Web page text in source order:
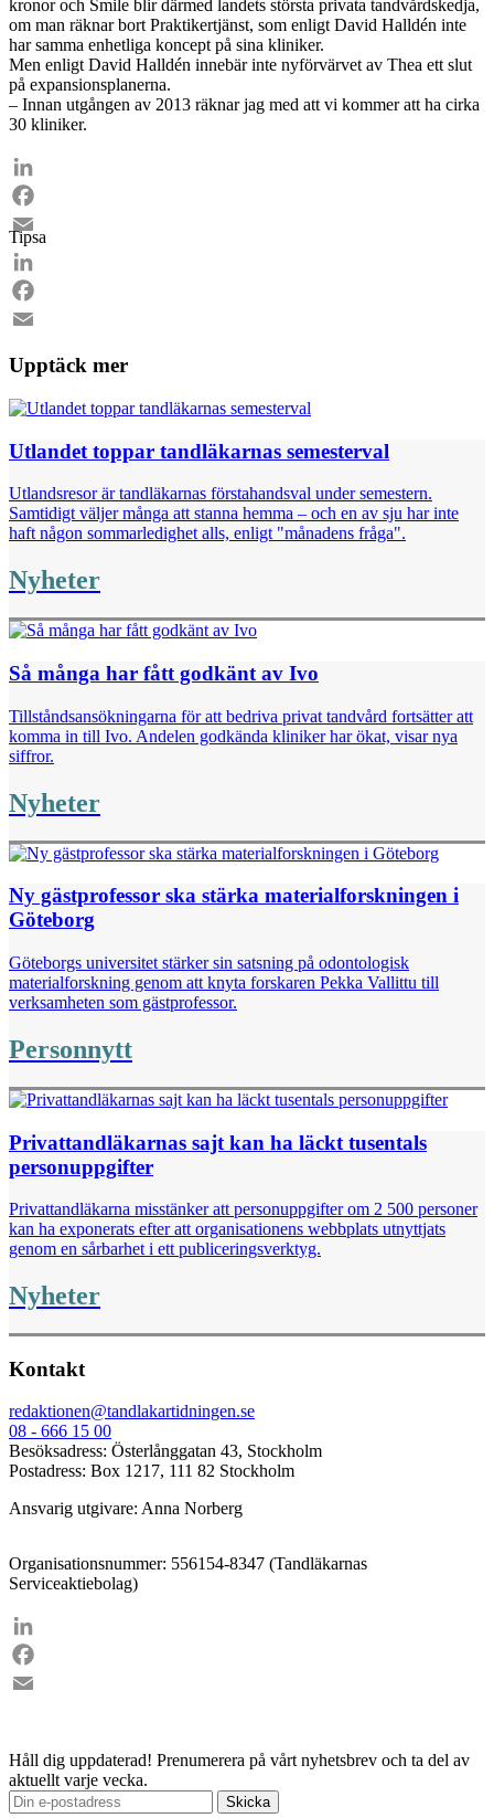
kronor och Smile blir därmed landets största privata tandvårdskedja,
om man räknar bort Praktikertjänst, som enligt David Halldén inte
har samma enhetliga koncept på sina kliniker.
Men enligt David Halldén innebär inte nyförvärvet av Thea ett slut
på expansionsplanerna.
– Innan utgången av 2013 räknar jag med att vi kommer att ha cirka
30 kliniker.
LinkedIn
Facebook
Email
Tipsa
LinkedIn
Facebook
Upptäck mer
Utlandet toppar tandläkarnas semesterval
Utlandsresor är tandläkarnas förstahandsval under semestern.
Samtidigt väljer många att stanna hemma – och en av sju har inte
haft någon sommarledighet alls, enligt "månadens fråga".
Nyheter
Så många har fått godkänt av Ivo
Tillståndsansökningarna för att bedriva privat tandvård fortsätter att
komma in till Ivo. Andelen godkända kliniker har ökat, visar nya
siffror.
Nyheter
Ny gästprofessor ska stärka materialforskningen i
Göteborg
Göteborgs universitet stärker sin satsning på odontologisk
materialforskning genom att knyta forskaren Pekka Vallittu till
verksamheten som gästprofessor.
Personnytt
Privattandläkarnas sajt kan ha läckt tusentals
personuppgifter
Privattandläkarna misstänker att personuppgifter om 2 500 personer
kan ha exponerats efter att organisationens webbplats utnyttjats
genom en sårbarhet i ett publiceringsverktyg.
Nyheter
Kontakt
redaktionen@tandlakartidningen.se
08 - 666 15 00
Besöksadress: Österlånggatan 43, Stockholm
Postadress: Box 1217, 111 82 Stockholm
Ansvarig utgivare: Anna Norberg
Organisationsnummer: 556154-8347 (Tandläkarnas
Serviceaktiebolag)
LinkedIn
Facebook
Håll dig uppdaterad! Prenumerera på vårt nyhetsbrev och ta del av
aktuellt varje vecka.